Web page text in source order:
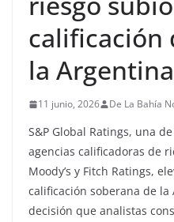
calificación
la Argentina
11 junio, 2026 De La Bahía
S&P Global Ratings, una
agencias calificadoras de
Moody’s y Fitch Ratings,
calificación soberana de la
decisión que analistas